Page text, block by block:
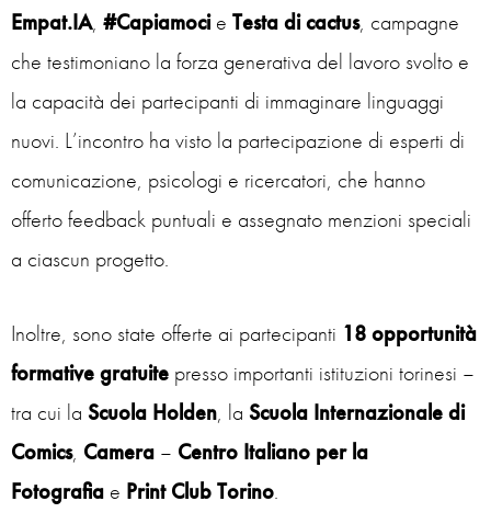
Empat.IA, #Capiamocie Testa di cactus, campagne
che testimoniano la forza generativa del lavoro svolto e
la capacità dei partecipanti di immaginare linguaggi
nuovi. L’incontro ha visto la partecipazione di esperti di
comunicazione, psicologi e ricercatori, che hanno
offerto feedback puntuali e assegnato menzioni speciali
a ciascun progetto.
Inoltre, sono state offerte ai partecipanti 18 opportunità
formative gratuite presso importanti istituzioni torinesi –
tra cui la Scuola Holden, la Scuola Internazionale di
Comics, Camera – Centro Italiano per la
Fotografia e Print Club Torino.